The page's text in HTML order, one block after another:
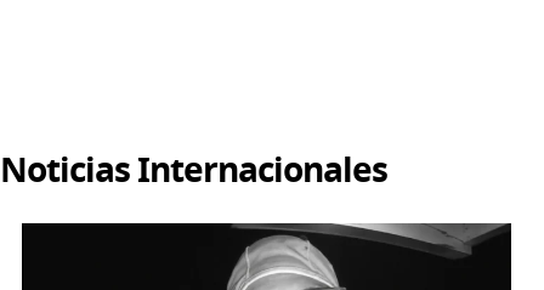
Noticias Internacionales